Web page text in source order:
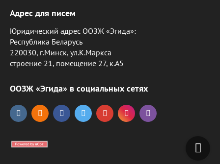
Адрес для писем
Юридический адрес ООЗЖ «Эгида»:
Республика Беларусь
220030, г.Минск, ул.К.Маркса
строение 21, помещение 27, к.А5
ООЗЖ «Эгида» в социальных сетях